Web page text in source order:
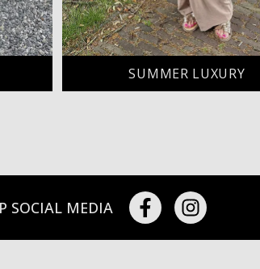
SUMMER LUXURY
SOCIAL MEDIA